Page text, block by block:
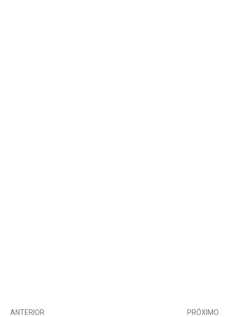
ANTERIOR PRÓXIMO